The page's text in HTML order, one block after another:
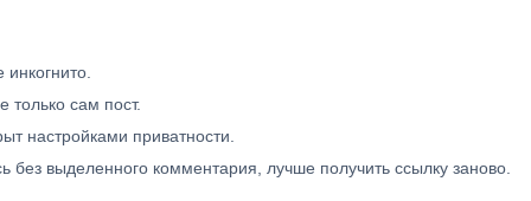
только сам пост.
настройками приватности.
выделенного комментария, лучше получить ссылку заново.